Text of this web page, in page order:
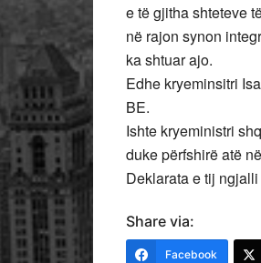
e të gjitha shteteve
në rajon synon
ka shtuar ajo.
Edhe kryeminsitri
BE.
Ishte kryeministri
duke përfshirë atë
Deklarata e tij
Share via:
Facebook